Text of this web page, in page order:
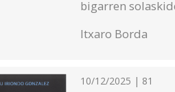
bigarren
Itxaro Borda
10/12/2025 | 81